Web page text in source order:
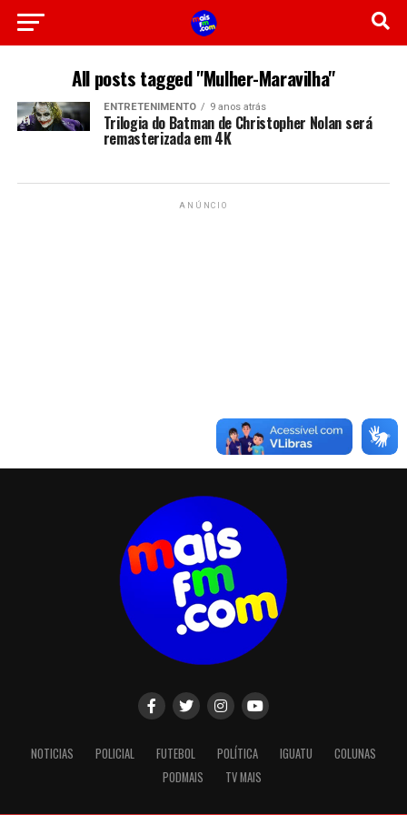
All posts tagged "Mulher-Maravilha"
ENTRETENIMENTO 9 anos atrás
Trilogia do Batman de Christopher Nolan será
remasterizada em 4K
ANÚNCIO
NOTICIAS POLICIAL FUTEBOL POLÍTICA IGUATU
COLUNAS
PODMAIS
TV MAIS